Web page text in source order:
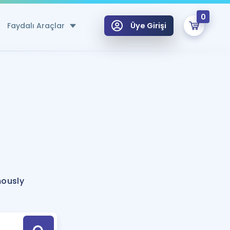
Faydalı Araçlar
Hesaplama Aracı
için Öneriler
Tek Takvimde
Üye Girişi
0
Hoca ile seni sınava hazırlayacak onlarca eğitim seni bekliyor!